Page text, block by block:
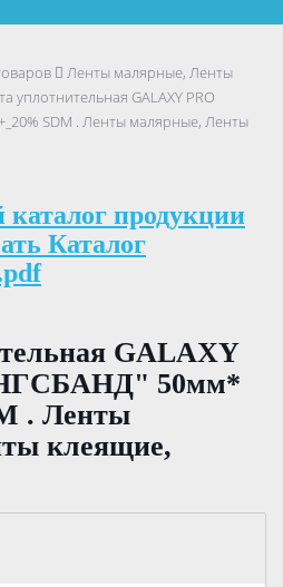
Ленты малярные, Ленты
уплотнительная GALAXY PRO
SDM . Ленты малярные, Ленты
продукции
Каталог
GALAXY
50мм*
. Ленты
клеящие,